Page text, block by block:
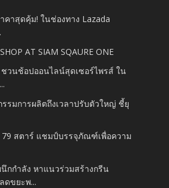
คาสุดคุ้ม! ในช่องทาง Lazada
AT SIAM SQAURE ONE
ชวนช้อปออนไลน์สุดเซอร์ไพรส์ ใน
รมการผลิตถึงเวลาปรับตัวใหญ่ ชี้ยุ
79 สตาร์ แชมป์บรรจุภัณฑ์เพื่อความ
กกำลัง หาแนวร่วมสร้างกรีน
ดขยะพ...